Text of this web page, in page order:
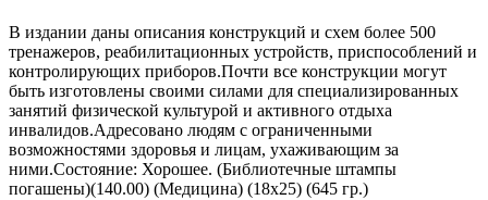
В издании даны описания конструкций и схем более 500
тренажеров, реабилитационных устройств, приспособлений и
контролирующих приборов.Почти все конструкции могут
быть изготовлены своими силами для специализированных
занятий физической культурой и активного отдыха
инвалидов.Адресовано людям с ограниченными
возможностями здоровья и лицам, ухаживающим за
ними.Состояние: Хорошее. (Библиотечные штампы
погашены)(140.00) (Медицина) (18х25) (645 гр.)